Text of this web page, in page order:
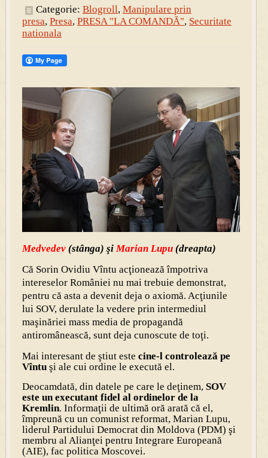
Categorie: Blogroll, Manipulare prin
presa, Presa, PRESA "LA COMANDĂ", Securitate
nationala
Medvedev(stânga) şiMarian Lupu(dreapta)
Că Sorin Ovidiu Vîntu acţionează împotriva
intereselor României nu mai trebuie demonstrat,
pentru că asta a devenit deja o axiomă. Acţiunile
lui SOV, derulate la vedere prin intermediul
maşinăriei mass media de propagandă
antiromânească, sunt deja cunoscute de toţi.
Mai interesant de ştiut este cine-l controlează pe
Vîntuşi ale cui ordine le execută el.
Deocamdată, din datele pe care le deţinem, SOV
este un executant fidel al ordinelor de la
Kremlin. Informaţii de ultimă oră arată că el,
împreună cu un comunist reformat, Marian Lupu,
liderul Partidului Democrat din Moldova (PDM) şi
membru al Alianţei pentru Integrare Europeană
(AIE), fac politica Moscovei.